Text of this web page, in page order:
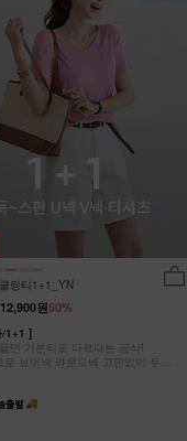
링티1+1_YN
50%
12,900원
/1+1 ]
면 기본티도 다르다는 공식!
로 브이넥 라운드넥 고민없이 두장
요